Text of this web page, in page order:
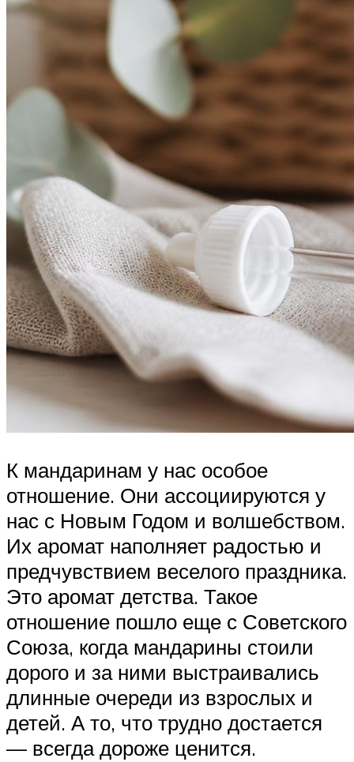
К мандаринам у нас особое
отношение. Они ассоциируются у
нас с Новым Годом и волшебством.
Их аромат наполняет радостью и
предчувствием веселого праздника.
Это аромат детства. Такое
отношение пошло еще с Советского
Союза, когда мандарины стоили
дорого и за ними выстраивались
длинные очереди из взрослых и
детей. А то, что трудно достается
— всегда дороже ценится.